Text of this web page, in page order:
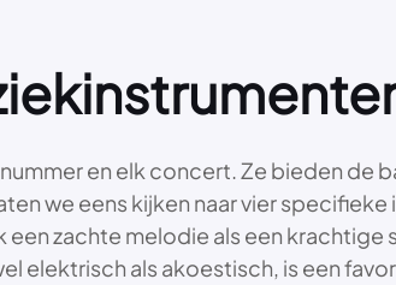
en elk concert. Ze bieden de
we eens kijken naar vier
zachte melodie als een
elektrisch als akoestisch, is een